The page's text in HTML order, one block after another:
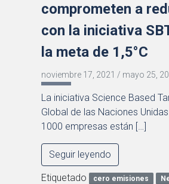
comprometen a
con la iniciativa
la meta de 1,5°C
noviembre 17, 2021 / mayo 25,
La iniciativa Science Based
Global de las Naciones
1000 empresas están […]
Seguir leyendo
Etiquetado cero emisiones